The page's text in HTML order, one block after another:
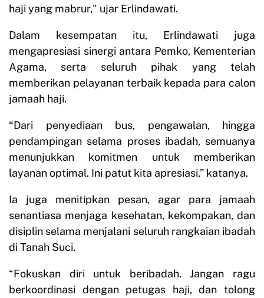
haji yang mabrur," ujar Erlindawati.
Dalam kesempatan itu, Erlindawati juga
mengapresiasi sinergi antara Pemko, Kementerian
Agama, serta seluruh pihak yang telah
memberikan pelayanan terbaik kepada para calon
jamaah haji.
“Dari penyediaan bus, pengawalan, hingga
pendampingan selama proses ibadah, semuanya
menunjukkan komitmen untuk memberikan
layanan optimal. Ini patut kita apresiasi,” katanya.
Ia juga menitipkan pesan, agar para jamaah
senantiasa menjaga kesehatan, kekompakan, dan
disiplin selama menjalani seluruh rangkaian ibadah
di Tanah Suci.
“Fokuskan diri untuk beribadah. Jangan ragu
berkoordinasi dengan petugas haji, dan tolong